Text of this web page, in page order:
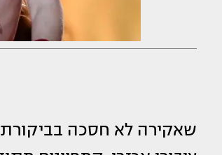
שאקירה לא חסכה בביקורת